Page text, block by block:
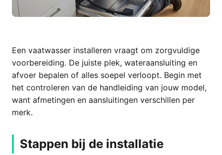
Een vaatwasser installeren vraagt om zorgvuldige
voorbereiding. De juiste plek, wateraansluiting en
afvoer bepalen of alles soepel verloopt. Begin met
het controleren van de handleiding van jouw model,
want afmetingen en aansluitingen verschillen per
merk.
Stappen bij de installatie